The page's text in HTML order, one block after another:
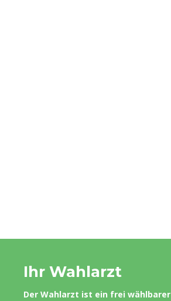
Ihr Wahlarzt
Der Wahlarzt ist ein frei wählbarer